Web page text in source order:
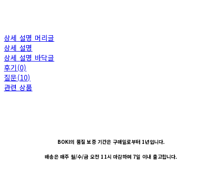
상세 설명 머리글
상세 설명
상세 설명 바닥글
후기(0)
질문(10)
관련 상품
BOKI의 품질 보증 기간은 구매일로부터 1년입니다.
배송은 매주 월/수/금 오전 11시 마감하며 7일 이내 출고합니다.